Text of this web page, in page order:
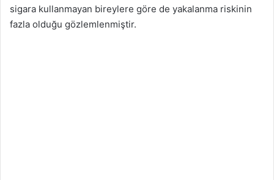
sigara kullanmayan bireylere göre de yakalanma riskinin
fazla olduğu gözlemlenmiştir.